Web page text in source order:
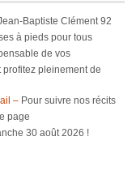
Baptiste Clément 92
à pieds pour tous
de vos
pleinement de
– Pour suivre nos récits
page
30 août 2026 !